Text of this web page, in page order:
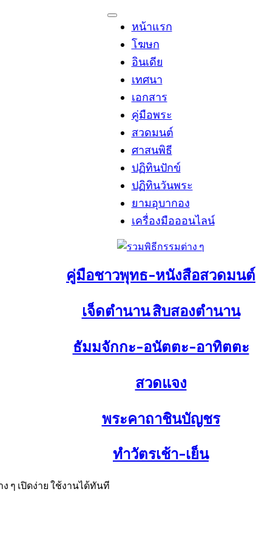
หน้าแรก
โฆษก
อินเดีย
เทศนา
เอกสาร
คู่มือพระ
สวดมนต์
ศาสนพิธี
ปฏิทินปักข์
ปฏิทินวันพระ
ยามอุบากอง
เครื่องมือออนไลน์
คู่มือชาวพุทธ-หนังสือสวดมนต์
เจ็ดตำนาน สิบสองตำนาน
ธัมมจักกะ-อนัตตะ-อาทิตตะ
สวดแจง
พระคาถาชินบัญชร
ทำวัตรเช้า-เย็น
ๆ เปิดง่าย ใช้งานได้ทันที